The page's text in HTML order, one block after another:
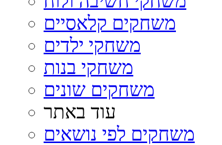
משחקים קלאסיים
משחקי ילדים
משחקי בנות
משחקים שונים
עוד באתר
משחקים לפי נושאים